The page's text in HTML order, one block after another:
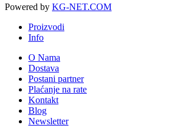
Powered by KG-NET.COM
Proizvodi
Info
O Nama
Dostava
Postani partner
Plaćanje na rate
Kontakt
Blog
Newsletter